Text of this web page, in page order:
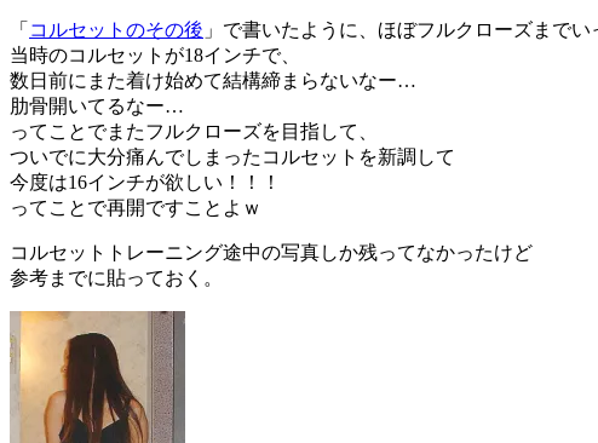
「 コルセットのその後 」で書いたように、ほぼフルクローズまでい
当時のコルセットが18インチで、
数日前にまた着け始めて結構締まらないなー…
肋骨開いてるなー…
ってことでまたフルクローズを目指して、
ついでに大分痛んでしまったコルセットを新調して
今度は16インチが欲しい！！！
ってことで再開ですことよｗ
コルセットトレーニング途中の写真しか残ってなかったけど
参考までに貼っておく。